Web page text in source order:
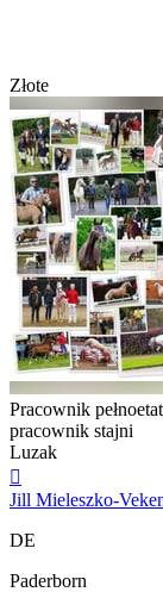
Złote
Pracownik
pracownik stajni
Luzak

Jill Mieleszko-
DE
Paderborn